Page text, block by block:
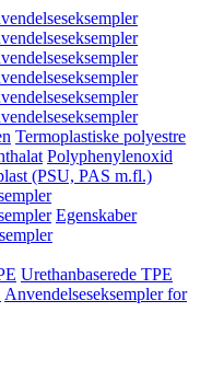
Termoplastiske polyestre
Polyphenylenoxid
(PSU, PAS m.fl.)
Egenskaber
Urethanbaserede TPE
Anvendelseseksempler for